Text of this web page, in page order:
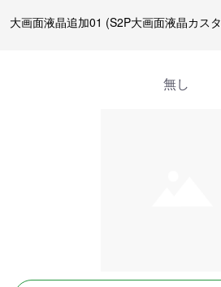
大画面液晶追加01 (S2P大画面液晶カス
無し